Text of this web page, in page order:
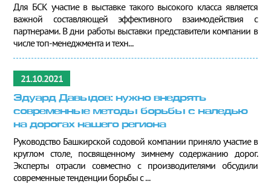
Для БСК участие в выставке такого высокого класса является
важной составляющей эффективного взаимодействия с
партнерами. В дни работы выставки представители компании в
числе топ-менеджмента и техн...
21.10.2021
Эдуард Давыдов: нужно внедрять
современные методы борьбы с наледью
на дорогах нашего региона
Руководство Башкирской содовой компании приняло участие в
круглом столе, посвященному зимнему содержанию дорог.
Эксперты отрасли совместно с производителями обсудили
современные тенденции борьбы с ...